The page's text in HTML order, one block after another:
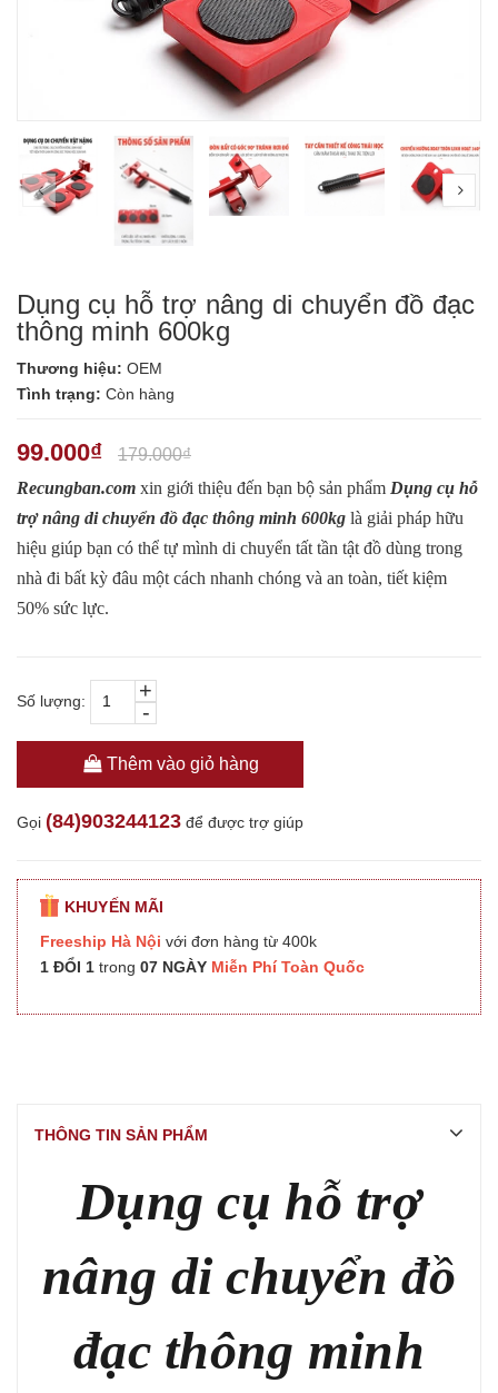
prev
Dụng cụ hỗ trợ nâng di chuyển đồ đạc
thông minh 600kg
Thương hiệu: OEM
Tình trạng: Còn hàng
99.000₫
179.000₫
Recungban.com xin giới thiệu đến bạn bộ sản phẩm Dụng cụ hỗ
trợ nâng di chuyển đồ đạc thông minh 600kg là giải pháp hữu
hiệu giúp bạn có thể tự mình di chuyển tất tần tật đồ dùng trong
nhà đi bất kỳ đâu một cách nhanh chóng và an toàn, tiết kiệm
50% sức lực.
Số lượng: -
+
Thêm vào giỏ hàng
Gọi (84)903244123 để được trợ giúp
KHUYẾN MÃI
Freeship Hà Nội với đơn hàng từ 400k
1 ĐỔI 1 trong 07 NGÀY Miễn Phí Toàn Quốc
THÔNG TIN SẢN PHẨM
Dụng cụ hỗ trợ
nâng di chuyển đồ
đạc thông minh